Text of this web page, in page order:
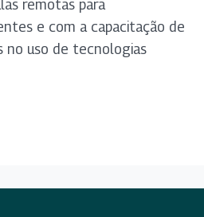
remotas para
e com a capacitação de
no uso de tecnologias